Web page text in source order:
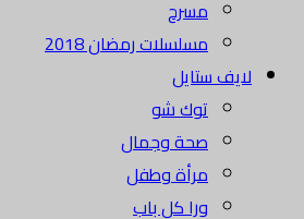
مسرح
مسلسلات رمضان 2018
لايف ستايل
توك شو
صحة وجمال
مرأة وطفل
ورا كل باب